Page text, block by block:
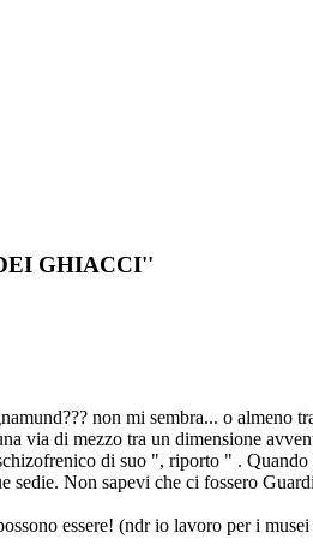
GHIACCI''
non mi sembra... o almeno
via di mezzo tra un dimensione
di suo ", riporto " .
sedie. Non sapevi che ci fossero
essere! (ndr io lavoro per i